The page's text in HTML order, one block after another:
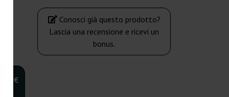
€
Conosci già questo prodotto?
Lascia una recensione e ricevi un
bonus.